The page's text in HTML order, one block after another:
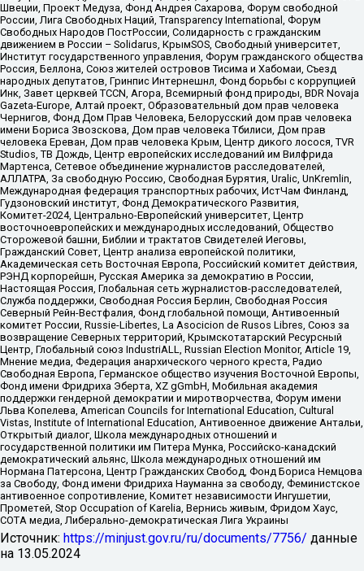
Швеции, Проект Медуза, Фонд Андрея Сахарова, Форум свободной
России, Лига Свободных Наций, Transparеncy International, Форум
Свободных Народов ПостРоссии, Солидарность с гражданским
движением в России – Solidarus, КрымSOS, Свободный университет,
Институт государственного управления, Форум гражданского общества
Россия, Беллона, Союз жителей островов Тисима и Хабомаи, Съезд
народных депутатов, Гринпис Интернешнл, Фонд борьбы с коррупцией
Инк, Завет церквей TCCN, Агора, Всемирный фонд природы, BDR Novaja
Gazeta-Europe, Алтай проект, Образовательный дом прав человека
Чернигов, Фонд Дом Прав Человека, Белорусский дом прав человека
имени Бориса Звозскова, Дом прав человека Тбилиси, Дом прав
человека Ереван, Дом прав человека Крым, Центр дикого лосося, TVR
Studios, ТВ Дождь, Центр европейских исследований им Вилфрида
Мартенса, Сетевое объединение журналистов расследователей,
АЛЛАТРА, За свободную Россию, Свободная Бурятия, Uralic, UnKremlin,
Международная федерация транспортных рабочих, ИстЧам Финланд,
Гудзоновский институт, Фонд Демократического Развития,
Комитет-2024, Центрально-Европейский университет, Центр
восточноевропейских и международных исследований, Общество
Сторожевой башни, Библии и трактатов Свидетелей Иеговы,
Гражданский Совет, Центр анализа европейской политики,
Академическая сеть Восточная Европа, Российский комитет действия,
РЭНД корпорейшн, Русская Америка за демократию в России,
Настоящая Россия, Глобальная сеть журналистов-расследователей,
Служба поддержки, Свободная Россия Берлин, Свободная Россия
Северный Рейн-Вестфалия, Фонд глобальной помощи, Антивоенный
комитет России, Russie-Libertes, La Asocicion de Rusos Libres, Союз за
возвращение Северных территорий, Крымскотатарский Ресурсный
Центр, Глобальный союз IndustriALL, Russian Election Monitor, Article 19,
Мнение медиа, Федерация анархического черного креста, Радио
Свободная Европа, Германское общество изучения Восточной Европы,
Фонд имени Фридриха Эберта, XZ gGmbH, Мобильная академия
поддержки гендерной демократии и миротворчества, Форум имени
Льва Копелева, American Councils for International Education, Cultural
Vistas, Institute of International Education, Антивоенное движение Антальи,
Открытый диалог, Школа международных отношений и
государственной политики им Питера Мунка, Российско-канадский
демократический альянс, Школа международных отношений им
Нормана Патерсона, Центр Гражданских Свобод, Фонд Бориса Немцова
за Свободу, Фонд имени Фридриха Науманна за свободу, Феминистское
антивоенное сопротивление, Комитет независимости Ингушетии,
Прометей, Stop Occupation of Karelia, Вернись живым, Фридом Хаус,
СОТА медиа, Либерально-демократическая Лига Украины
Источник: https://minjust.gov.ru/ru/documents/7756/ данные
на 13.05.2024